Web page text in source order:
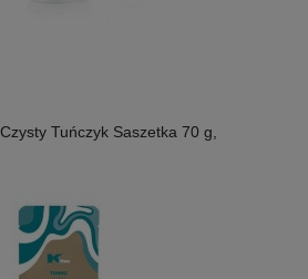
Tuńczyk Saszetka 70 g,